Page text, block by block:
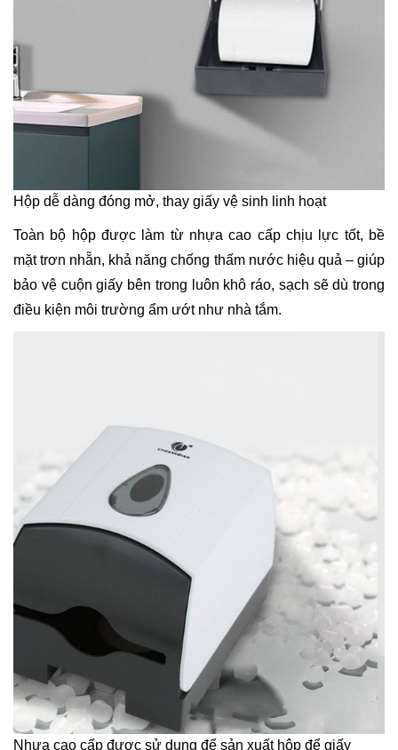
Hộp dễ dàng đóng mở, thay giấy vệ sinh linh hoạt
Toàn bộ hộp được làm từ nhựa cao cấp chịu lực tốt, bề
mặt trơn nhẵn, khả năng chống thấm nước hiệu quả – giúp
bảo vệ cuộn giấy bên trong luôn khô ráo, sạch sẽ dù trong
điều kiện môi trường ẩm ướt như nhà tắm.
Nhựa cao cấp được sử dụng để sản xuất hộp để giấy